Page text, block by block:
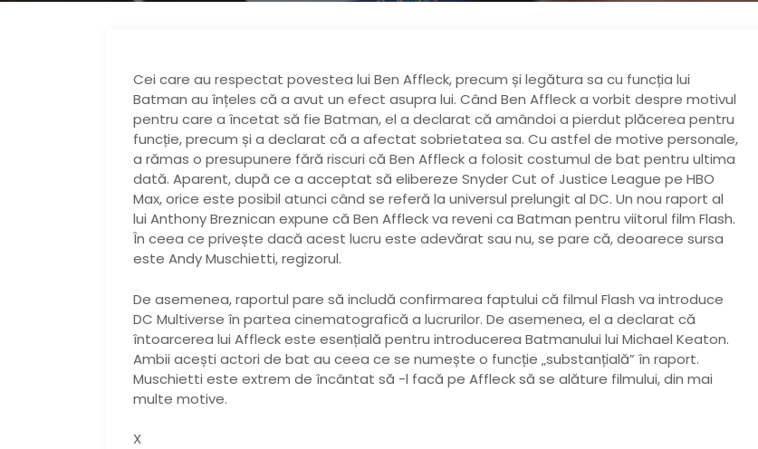
Cei care au respectat povestea lui Ben Affleck, precum și legătura sa cu funcția lui
Batman au înțeles că a avut un efect asupra lui. Când Ben Affleck a vorbit despre motivul
pentru care a încetat să fie Batman, el a declarat că amândoi a pierdut plăcerea pentru
funcție, precum și a declarat că a afectat sobrietatea sa. Cu astfel de motive personale,
a rămas o presupunere fără riscuri că Ben Affleck a folosit costumul de bat pentru ultima
dată. Aparent, după ce a acceptat să elibereze Snyder Cut of Justice League pe HBO
Max, orice este posibil atunci când se referă la universul prelungit al DC. Un nou raport al
lui Anthony Breznican expune că Ben Affleck va reveni ca Batman pentru viitorul film Flash.
În ceea ce privește dacă acest lucru este adevărat sau nu, se pare că, deoarece sursa
este Andy Muschietti, regizorul.
De asemenea, raportul pare să includă confirmarea faptului că filmul Flash va introduce
DC Multiverse în partea cinematografică a lucrurilor. De asemenea, el a declarat că
întoarcerea lui Affleck este esențială pentru introducerea Batmanului lui Michael Keaton.
Ambii acești actori de bat au ceea ce se numește o funcție „substanțială” în raport.
Muschietti este extrem de încântat să -l facă pe Affleck să se alăture filmului, din mai
multe motive.
X